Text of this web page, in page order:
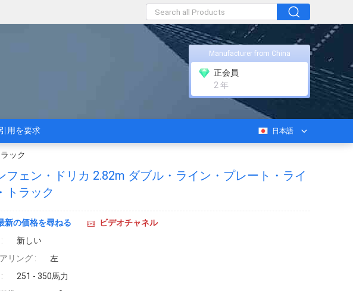
Manufacturer from China
正会員
2 年
引用を要求 日本語
ック
フェン・ドリカ 2.82m ダブル・ライン・プレート・ライ
トラック
新の価格を尋ねる
ビデオチャネル
新しい
リング :
左
251 - 350馬力